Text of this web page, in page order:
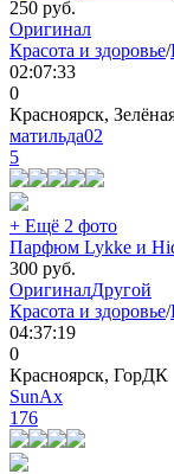
250 руб.
Оригинал
Красота и здоровье/
02:07:33
0
Красноярск,
матильда02
5
+ Ещё 2 фото
Парфюм Lykke и
300 руб.
ОригиналДругой
Красота и здоровье/
04:37:19
0
Красноярск, ГорДК
SunAx
176